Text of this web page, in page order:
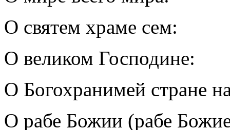
О святем храме сем:
О великом Господине:
О Богохранимей стране
О рабе Божии (рабе